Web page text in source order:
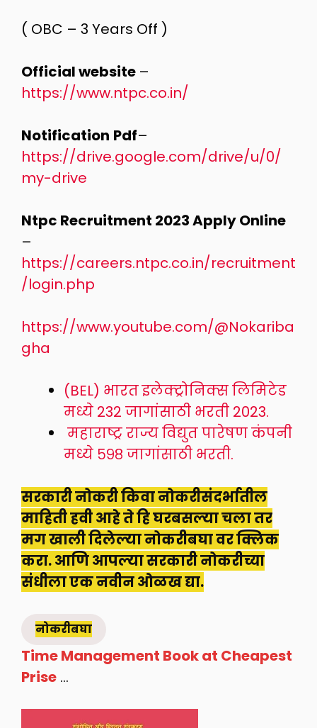
( OBC – 3 Years Off )
Official website –
https://www.ntpc.co.in/
Notification Pdf–
https://drive.google.com/drive/u/0/
my-drive
Ntpc Recruitment 2023 Apply Online
–
https://careers.ntpc.co.in/recruitment
/login.php
https://www.youtube.com/@Nokariba
gha
(BEL) भारत इलेक्ट्रोनिक्स लिमिटेड
मध्ये 232 जागांसाठी भरती 2023.
महाराष्ट्र राज्य विद्युत पारेषण कंपनी
मध्ये ५९८ जागांसाठी भरती.
सरकारी नोकरी किवा नोकरीसंदर्भातील
माहिती हवी आहे ते हि घरबसल्या चला तर
मग खाली दिलेल्या नोकरीबघा वर क्लिक
करा. आणि आपल्या सरकारी नोकरीच्या
संधीला एक नवीन ओळख द्या.
नोकरीबघा
Time Management Book at Cheapest
Prise …